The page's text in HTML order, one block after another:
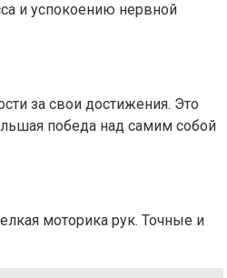
и успокоению нервной
за свои достижения. Это
победа над самим собой
моторика рук. Точные и